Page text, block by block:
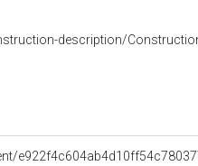
description/